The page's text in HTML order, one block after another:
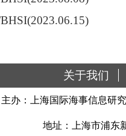
关于我们
主办：上海国际海事信息研
地址：上海市浦东